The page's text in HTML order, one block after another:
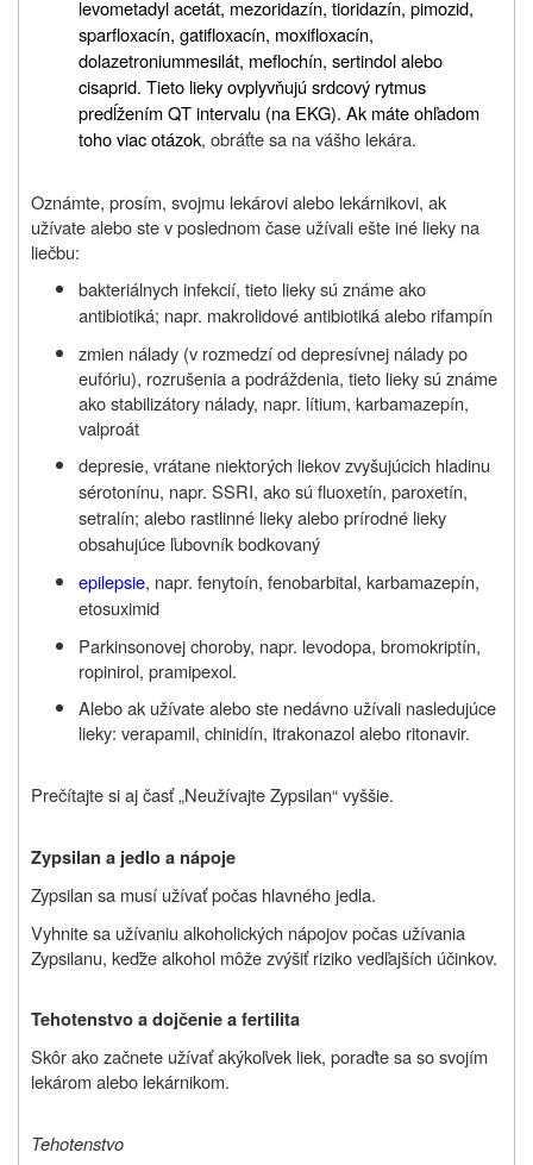
levometadyl acetát, mezoridazín, tioridazín, pimozid,
sparfloxacín, gatifloxacín, moxifloxacín,
dolazetroniummesilát, meflochín, sertindol alebo
cisaprid. Tieto lieky ovplyvňujú srdcový rytmus
predĺžením QT intervalu (na EKG). Ak máte ohľadom
toho viac otázok, obráťte sa na vášho lekára.
Oznámte, prosím, svojmu lekárovi alebo lekárnikovi, ak
užívate alebo ste v poslednom čase užívali ešte iné lieky na
liečbu:
bakteriálnych infekcií, tieto lieky sú známe ako
antibiotiká; napr. makrolidové antibiotiká alebo rifampín
zmien nálady (v rozmedzí od depresívnej nálady po
eufóriu), rozrušenia a podráždenia, tieto lieky sú známe
ako stabilizátory nálady, napr. lítium, karbamazepín,
valproát
depresie, vrátane niektorých liekov zvyšujúcich hladinu
sérotonínu, napr. SSRI, ako sú fluoxetín, paroxetín,
setralín; alebo rastlinné lieky alebo prírodné lieky
obsahujúce ľubovník bodkovaný
epilepsie, napr. fenytoín, fenobarbital, karbamazepín,
etosuximid
Parkinsonovej choroby, napr. levodopa, bromokriptín,
ropinirol, pramipexol.
Alebo ak užívate alebo ste nedávno užívali nasledujúce
lieky: verapamil, chinidín, itrakonazol alebo ritonavir.
Prečítajte si aj časť „NeužívajteZypsilan“ vyššie.
Zypsilan a jedlo a nápoje
Zypsilan sa musí užívať počas hlavného jedla.
Vyhnite sa užívaniu alkoholických nápojov počas užívania
Zypsilanu, keďže alkohol môže zvýšiť riziko vedľajších účinkov.
Tehotenstvo a dojčenie a fertilita
Skôr ako začnete užívať akýkoľvek liek, poraďte sa so svojím
lekárom alebo lekárnikom.
Tehotenstvo